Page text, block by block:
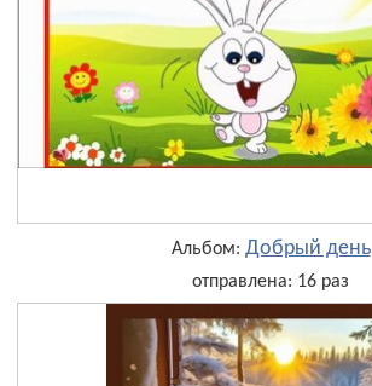
Альбом: Добрый день
отправлена: 16 раз